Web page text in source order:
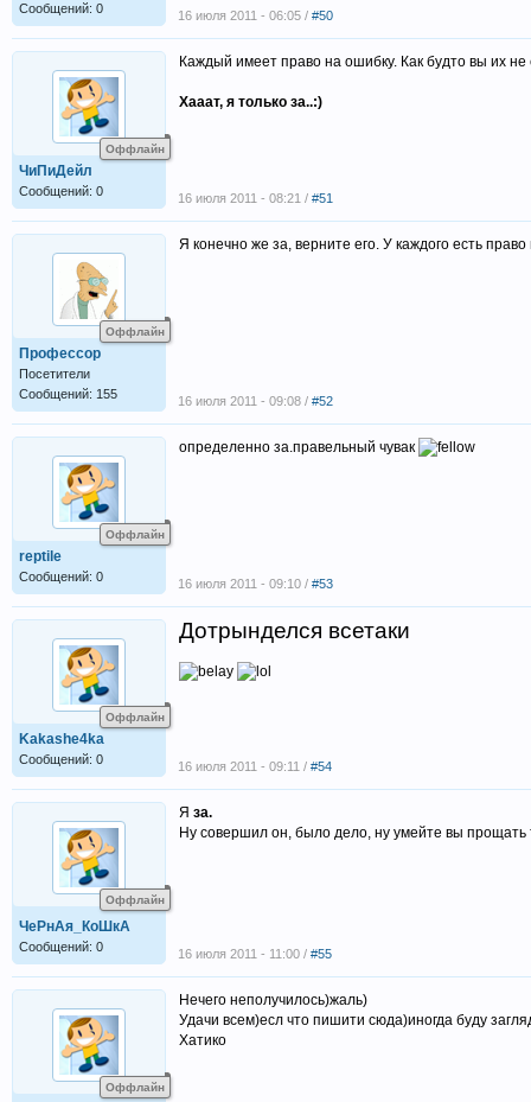
Сообщений: 0 16 июля 2011 - 06:05 / #50
Оффлайн
ЧиПиДейл
Сообщений: 0
Каждый имеет право на ошибку. Как будто вы их
Хааат, я только за..:)
16 июля 2011 - 08:21 / #51
Оффлайн
Профессор
Посетители
Сообщений: 155
Я конечно же за, верните его. У каждого есть
16 июля 2011 - 09:08 / #52
Оффлайн
reptile
Сообщений: 0
определенно за.правельный чувак
16 июля 2011 - 09:10 / #53
Оффлайн
Kakashe4ka
Сообщений: 0
Дотрынделся всетаки
16 июля 2011 - 09:11 / #54
Оффлайн
ЧеРнАя_КоШкА
Сообщений: 0
Я за.
Ну совершил он, было дело, ну умейте вы прощать
16 июля 2011 - 11:00 / #55
Оффлайн
Нечего неполучилось)жаль)
Удачи всем)есл что пишити сюда)иногда буду
Хатико